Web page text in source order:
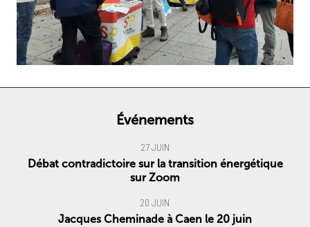
Événements
27 JUIN
Débat contradictoire sur la transition énergétique
sur Zoom
20 JUIN
Jacques Cheminade à Caen le 20 juin